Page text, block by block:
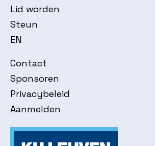
Lid worden
Steun
EN
Contact
Sponsoren
Privacybeleid
Aanmelden